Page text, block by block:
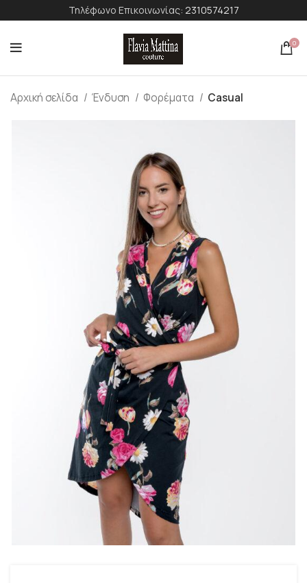
Τηλέφωνο Επικοινωνίας: 2310574217
0
Αρχική σελίδα Ένδυση Φορέματα Casual